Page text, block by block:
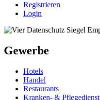
Registrieren
Login
Gewerbe
Hotels
Handel
Restaurants
Kranken- & Pflegedienst